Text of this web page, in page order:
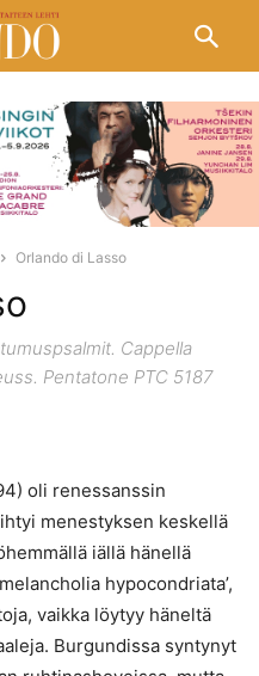
Orlando di Lasso
Cappella
Pentatone PTC 5187
oli renessanssin
menestyksen keskellä
iällä hänellä
hypocondriata’,
vaikka löytyy häneltä
Burgundissa syntynyt